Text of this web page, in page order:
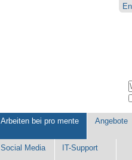
Arbeiten bei pro mente Angebote
Social Media IT-Support